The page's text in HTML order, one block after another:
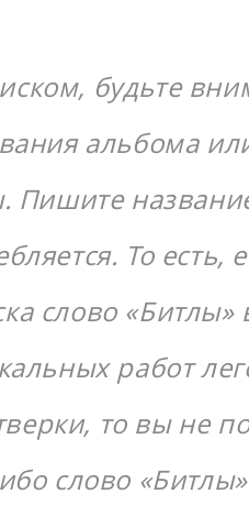
будьте
альбома
Пишите
То есть,
слово
работ
то вы не
слово